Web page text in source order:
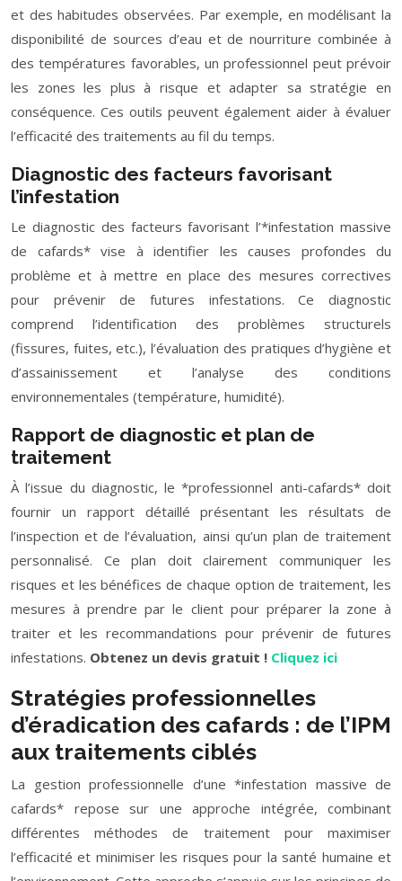
et des habitudes observées. Par exemple, en modélisant la
disponibilité de sources d’eau et de nourriture combinée à
des températures favorables, un professionnel peut prévoir
les zones les plus à risque et adapter sa stratégie en
conséquence. Ces outils peuvent également aider à évaluer
l’efficacité des traitements au fil du temps.
Diagnostic des facteurs favorisant
l’infestation
Le diagnostic des facteurs favorisant l’*infestation massive
de cafards* vise à identifier les causes profondes du
problème et à mettre en place des mesures correctives
pour prévenir de futures infestations. Ce diagnostic
comprend l’identification des problèmes structurels
(fissures, fuites, etc.), l’évaluation des pratiques d’hygiène et
d’assainissement et l’analyse des conditions
environnementales (température, humidité).
Rapport de diagnostic et plan de
traitement
À l’issue du diagnostic, le *professionnel anti-cafards* doit
fournir un rapport détaillé présentant les résultats de
l’inspection et de l’évaluation, ainsi qu’un plan de traitement
personnalisé. Ce plan doit clairement communiquer les
risques et les bénéfices de chaque option de traitement, les
mesures à prendre par le client pour préparer la zone à
traiter et les recommandations pour prévenir de futures
infestations. Obtenez un devis gratuit ! Cliquez ici
Stratégies professionnelles
d’éradication des cafards : de l’IPM
aux traitements ciblés
La gestion professionnelle d’une *infestation massive de
cafards* repose sur une approche intégrée, combinant
différentes méthodes de traitement pour maximiser
l’efficacité et minimiser les risques pour la santé humaine et